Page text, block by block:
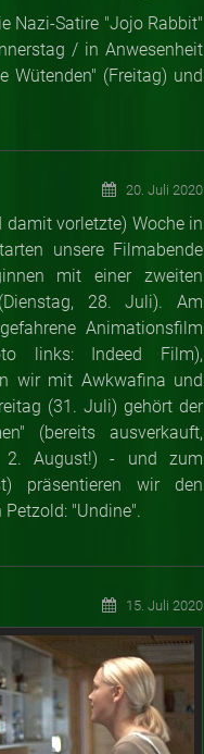
Nazi-Satire "Jojo Rabbit"
/ in Anwesenheit
(Freitag) und
20. Juli 2020
vorletzte) Woche in
unsere Filmabende
mit einer zweiten
28. Juli). Am
Animationsfilm
links: Indeed Film),
wir mit Awkwafina und
(31. Juli) gehört der
(bereits ausverkauft,
2. August!) - und zum
präsentieren wir den
"Undine".
15. Juli 2020